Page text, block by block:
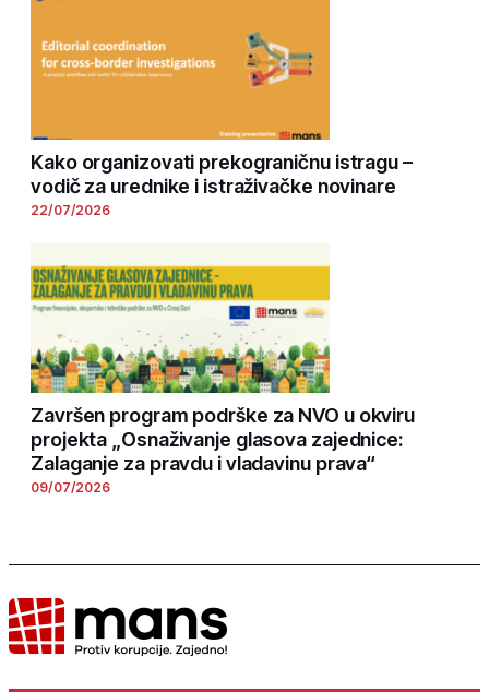
Kako organizovati prekograničnu istragu –
vodič za urednike i istraživačke novinare
22/07/2026
Završen program podrške za NVO u okviru
projekta „Osnaživanje glasova zajednice:
Zalaganje za pravdu i vladavinu prava“
09/07/2026